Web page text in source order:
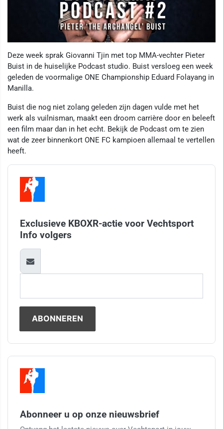
Deze week sprak Giovanni Tjin met top MMA-vechter Pieter
Buist in de huiselijke Podcast studio. Buist versloeg een week
geleden de voormalige ONE Championship Eduard Folayang in
Manilla.
Buist die nog niet zolang geleden zijn dagen vulde met het
werk als vuilnisman, maakt een droom carrière door en beleeft
een film maar dan in het echt. Bekijk de Podcast om te zien
wat de zeer binnenkort ONE FC kampioen allemaal te vertellen
heeft.
Exclusieve KBOXR-actie voor Vechtsport
Info volgers
Abonneer u op onze nieuwsbrief